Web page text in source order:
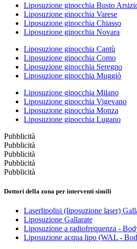
Liposuzione ginocchia Busto
Liposuzione ginocchia Varese
Liposuzione ginocchia Chiasso
Liposuzione ginocchia Novara
Liposuzione ginocchia Cantù
Liposuzione ginocchia Como
Liposuzione ginocchia Seregno
Liposuzione ginocchia Muggiò
Liposuzione ginocchia Milano
Liposuzione ginocchia Vigevano
Liposuzione ginocchia Monza
Liposuzione ginocchia Lugano
Pubblicità
Pubblicità
Pubblicità
Pubblicità
Pubblicità
Dottori della zona per interventi simili
Laserlipolisi (liposuzione laser)
Liposuzione Gallarate
Liposuzione a radiofrequenza -
Liposuzione acqua lipo (WAL -